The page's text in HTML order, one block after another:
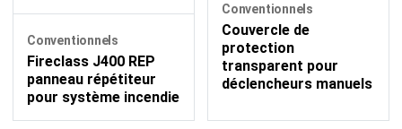
Conventionnels
Fireclass J400 REP
panneau répétiteur
pour système incendie
Conventionnels
Couvercle de
protection
transparent pour
déclencheurs manuels